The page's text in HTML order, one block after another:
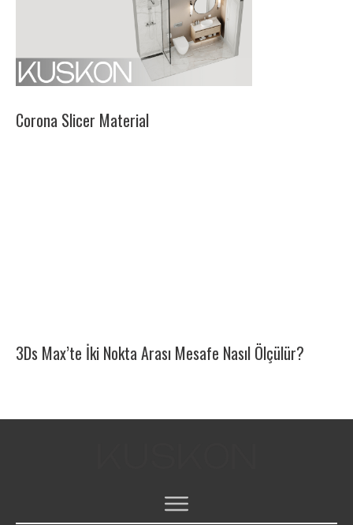
Corona Slicer Material
3Ds Max’te İki Nokta Arası Mesafe Nasıl Ölçülür?